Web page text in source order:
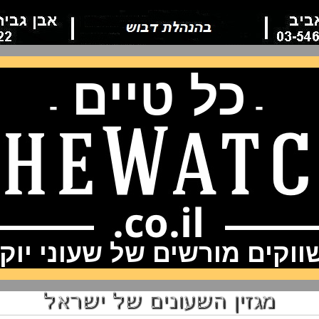
- כל טיים -
מורשים של שעוני